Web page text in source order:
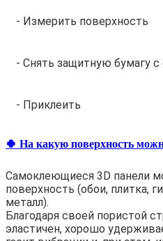
- Измерить поверхность
- Снять защитную бумагу
- Приклеить
🍀 На какую поверхность
Самоклеющиеся 3D панели
поверхность (обои, плитка,
металл).
Благодаря своей пористой
эластичен, хорошо